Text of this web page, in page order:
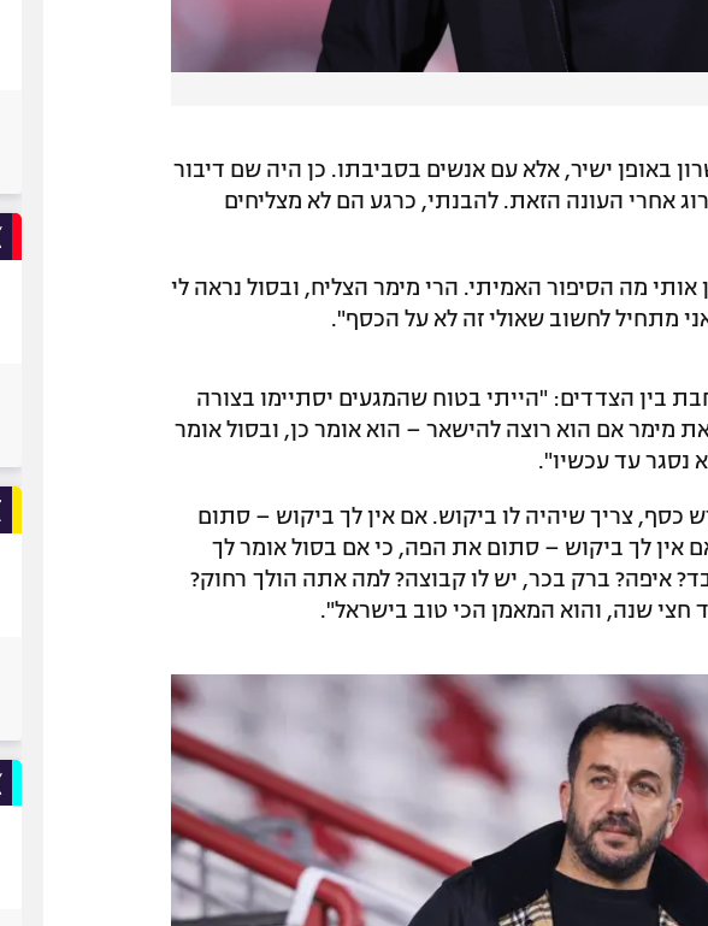
באופן ישיר, אלא עם אנשים בסביבתו. כן היה שם דיבור
אחרי העונה הזאת. להבנתי, כרגע הם לא מצליחים
מה הסיפור האמיתי. הרי מימר הצליח, ובסול נראה לי
בין הצדדים: "הייתי בטוח שהמגעים יסתיימו בצורה
מימר אם הוא רוצה להישאר – הוא אומר כן, ובסול אומר
נסגר עד עכשיו".
כסף, צריך שיהיה לו ביקוש. אם אין לך ביקוש – סתום
אין לך ביקוש – סתום את הפה, כי אם בסול אומר לך
איפה? ברק בכר, יש לו קבוצה? למה אתה הולך רחוק?
חצי שנה, והוא המאמן הכי טוב בישראל".